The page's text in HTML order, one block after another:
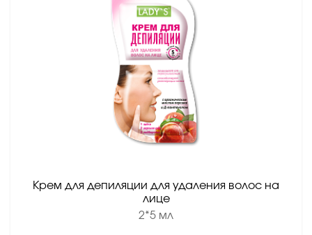
Крем для депиляции для удаления волос на
лице
2*5 мл